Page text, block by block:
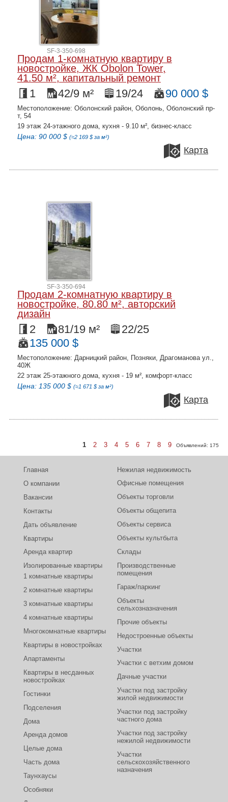
SF-3-350-698
Продам 1-комнатную квартиру в
новостройке, ЖК Obolon Tower,
41.50 м², капитальный ремонт
1 42/9 м² 19/24 90 000 $
Местоположение: Оболонский район, Оболонь, Оболонский пр-
т, 54
19 этаж 24-этажного дома, кухня - 9.10 м², бизнес-класс
Цена: 90 000 $ (≈2 169 $ за м²)
Карта
SF-3-350-694
Продам 2-комнатную квартиру в
новостройке, 80.80 м², авторский
дизайн
2 81/19 м²
22/25
135 000 $
Местоположение: Дарницкий район, Позняки, Драгоманова ул.,
40Ж
22 этаж 25-этажного дома, кухня - 19 м², комфорт-класс
Цена: 135 000 $ (≈1 671 $ за м²)
Карта
1 2 3 4 5 6 7 8 9 Объявлений:175
Главная
О компании
Вакансии
Контакты
Дать объявление
Квартиры
Аренда квартир
Изолированные квартиры
1 комнатные квартиры
2 комнатные квартиры
3 комнатные квартиры
4 комнатные квартиры
Многокомнатные квартиры
Квартиры в новостройках
Апартаменты
Квартиры в несданных
новостройках
Гостинки
Подселения
Дома
Аренда домов
Целые дома
Часть дома
Таунхаусы
Особняки
Нежилая недвижимость
Офисные помещения
Объекты торговли
Объекты общепита
Объекты сервиса
Объекты культбыта
Склады
Производственные
помещения
Гараж/паркинг
Объекты
сельхозназначения
Прочие объекты
Недостроенные объекты
Участки
Участки с ветхим домом
Дачные участки
Участки под застройку
жилой недвижимости
Участки под застройку
частного дома
Участки под застройку
нежилой недвижимости
Участки
сельскохозяйственного
назначения